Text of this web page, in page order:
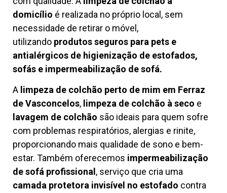
domicílio é realizada no próprio local, sem
necessidade de retirar o móvel,
utilizando produtos seguros para pets e
antialérgicos de higienização de estofados,
sofás e impermeabilização de sofá.
A limpeza de colchão perto de mim em Ferraz
de Vasconcelos, limpeza de colchão à seco e
lavagem de colchão são ideais para quem sofre
com problemas respiratórios, alergias e rinite,
proporcionando mais qualidade de sono e bem-
estar. Também oferecemos impermeabilização
de sofá profissional , serviço que cria uma
camada protetora invisível no estofado contra